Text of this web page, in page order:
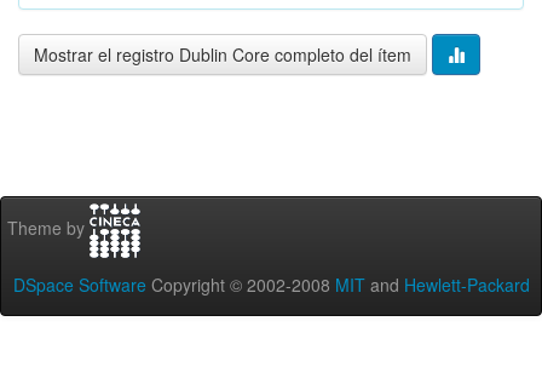
Mostrar el registro Dublin Core completo del ítem
Theme by
DSpace Software Copyright © 2002-2008 MIT and Hewlett-Packard